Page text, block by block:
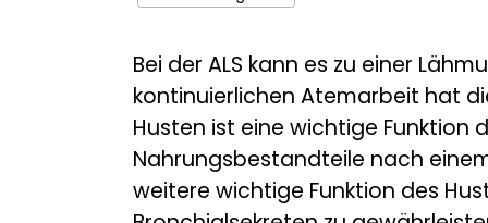
Bei der ALS kann es zu einer
kontinuierlichen Atemarbeit hat
Husten ist eine wichtige Funktion
Nahrungsbestandteile nach
weitere wichtige Funktion des